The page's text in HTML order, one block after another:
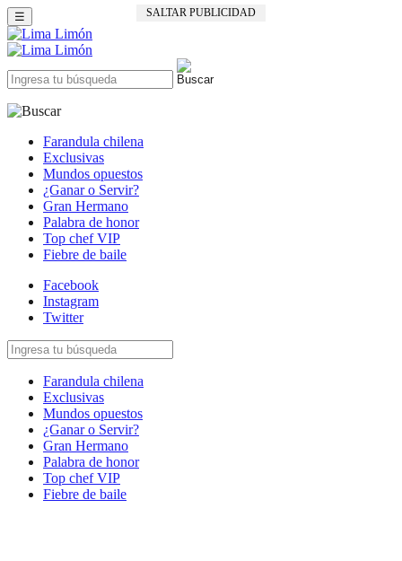
SALTAR PUBLICIDAD
☰
Farandula chilena
Exclusivas
Mundos opuestos
¿Ganar o Servir?
Gran Hermano
Palabra de honor
Top chef VIP
Fiebre de baile
Facebook
Instagram
Twitter
Farandula chilena
Exclusivas
Mundos opuestos
¿Ganar o Servir?
Gran Hermano
Palabra de honor
Top chef VIP
Fiebre de baile